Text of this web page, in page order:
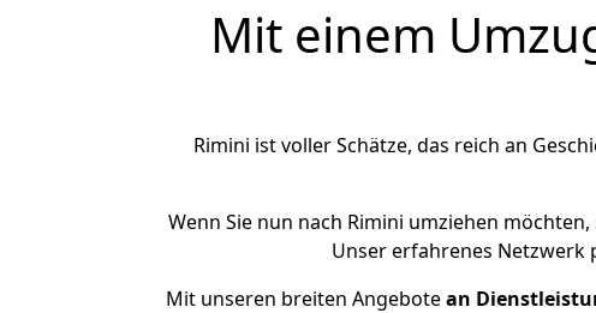
Mit einem
Rimini ist voller Schätze, das reich an
Wenn Sie nun nach Rimini umziehen
Unser erfahrenes Netzwerk
Mit unseren breiten Angebotean